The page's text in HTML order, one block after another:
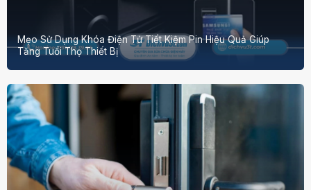
Mẹo Sử Dụng Khóa Điện Tử Tiết Kiệm Pin Hiệu Quả Giúp
Tăng Tuổi Thọ Thiết Bị